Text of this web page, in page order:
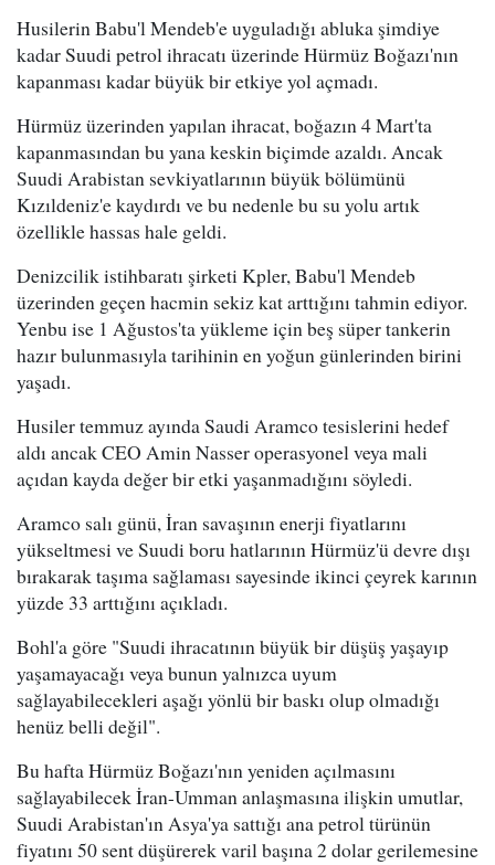
Husilerin Babu'l Mendeb'e uyguladığı abluka şimdiye
kadar Suudi petrol ihracatı üzerinde Hürmüz Boğazı'nın
kapanması kadar büyük bir etkiye yol açmadı.
Hürmüz üzerinden yapılan ihracat, boğazın 4 Mart'ta
kapanmasından bu yana keskin biçimde azaldı. Ancak
Suudi Arabistan sevkiyatlarının büyük bölümünü
Kızıldeniz'e kaydırdı ve bu nedenle bu su yolu artık
özellikle hassas hale geldi.
Denizcilik istihbaratı şirketi Kpler, Babu'l Mendeb
üzerinden geçen hacmin sekiz kat arttığını tahmin ediyor.
Yenbu ise 1 Ağustos'ta yükleme için beş süper tankerin
hazır bulunmasıyla tarihinin en yoğun günlerinden birini
yaşadı.
Husiler temmuz ayında Saudi Aramco tesislerini hedef
aldı ancak CEO Amin Nasser operasyonel veya mali
açıdan kayda değer bir etki yaşanmadığını söyledi.
Aramco salı günü, İran savaşının enerji fiyatlarını
yükseltmesi ve Suudi boru hatlarının Hürmüz'ü devre dışı
bırakarak taşıma sağlaması sayesinde ikinci çeyrek karının
yüzde 33 arttığını açıkladı.
Bohl'a göre "Suudi ihracatının büyük bir düşüş yaşayıp
yaşamayacağı veya bunun yalnızca uyum
sağlayabilecekleri aşağı yönlü bir baskı olup olmadığı
henüz belli değil".
Bu hafta Hürmüz Boğazı'nın yeniden açılmasını
sağlayabilecek İran-Umman anlaşmasına ilişkin umutlar,
Suudi Arabistan'ın Asya'ya sattığı ana petrol türünün
fiyatını 50 sent düşürerek varil başına 2 dolar gerilemesine